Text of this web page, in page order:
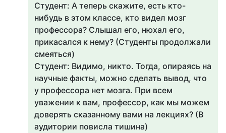
Студент: А теперь скажите, есть кто-
нибудь в этом классе, кто видел мозг
профессора? Слышал его, нюхал его,
прикасался к нему? (Студенты продолжали
смеяться)
Студент: Видимо, никто. Тогда, опираясь на
научные факты, можно сделать вывод, что
у профессора нет мозга. При всем
уважении к вам, профессор, как мы можем
доверять сказанному вами на лекциях? (В
аудитории повисла тишина)